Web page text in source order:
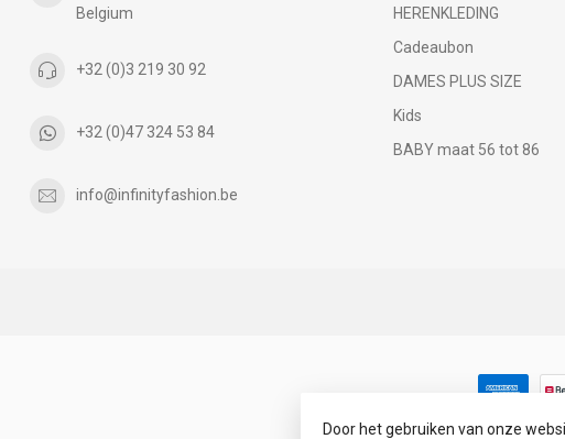
Belgium
+32 (0)3 219 30 92
+32 (0)47 324 53 84
info@infinityfashion.be
HERENKLEDING
Cadeaubon
DAMES PLUS SIZE
Kids
BABY maat 56 tot 86
Door het gebruiken van onze